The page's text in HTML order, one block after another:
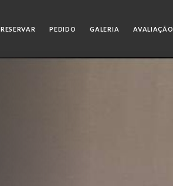
RESERVAR PEDIDO GALERIA AVALIAÇÃO